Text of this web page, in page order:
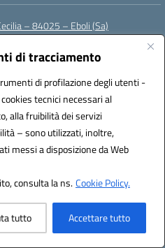
di tracciamento
di profilazione degli utenti -
tecnici necessari al
alla fruibilità dei servizi
– sono utilizzati, inoltre,
messi a disposizione da Web
consulta la ns.Cookie Policy.
tutto Accettare tutto
– 84025 – Eboli (Sa)
saic81900c@pec.istruzione.it
(IPA): istsc_saic81900c
by 3D Solution S.r.l.
by Designers Italia